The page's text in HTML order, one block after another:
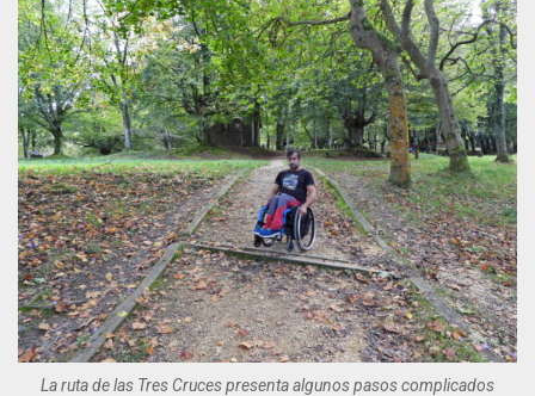
La ruta de las Tres Cruces presenta algunos pasos complicados